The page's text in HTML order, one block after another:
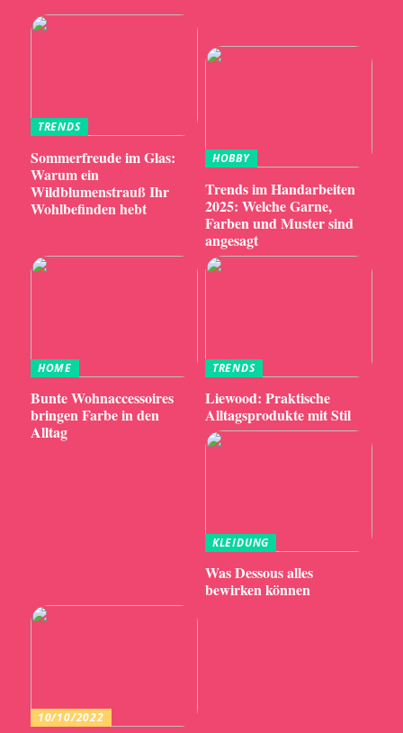
TRENDS
Sommerfreude im Glas:
Warum ein
Wildblumenstrauß Ihr
Wohlbefinden hebt
HOBBY
Trends im Handarbeiten
2025: Welche Garne,
Farben und Muster sind
angesagt
HOME
Bunte Wohnaccessoires
bringen Farbe in den
Alltag
TRENDS
Liewood: Praktische
Alltagsprodukte mit Stil
KLEIDUNG
Was Dessous alles
bewirken können
10/10/2022